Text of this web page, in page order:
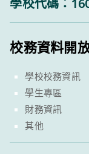
校務資料開
學校校務資訊
學生專區
財務資訊
其他